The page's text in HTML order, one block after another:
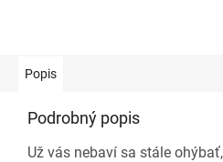
Popis
Podrobný popis
Už vás nebaví sa stále